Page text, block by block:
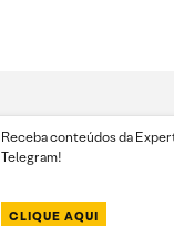
Receba conteúdos da
Telegram!
CLIQUE AQUI